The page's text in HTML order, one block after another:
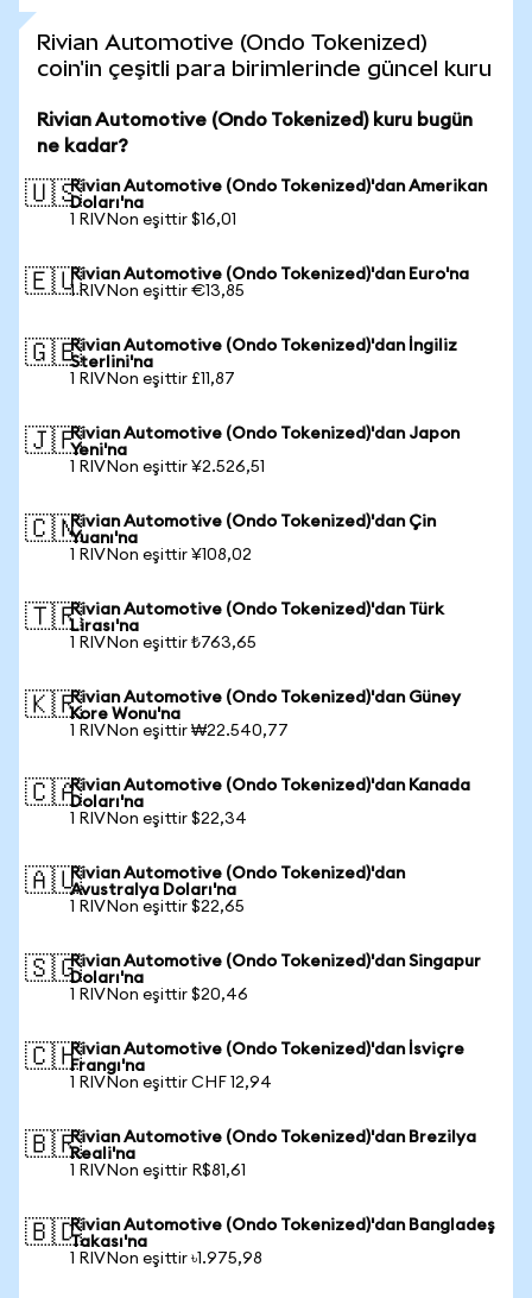
Rivian Automotive (Ondo Tokenized)
coin'in çeşitli para birimlerinde güncel kuru
Rivian Automotive (Ondo Tokenized) kuru bugün
ne kadar?
🇺🇸Rivian Automotive (Ondo Tokenized)'dan Amerikan
Doları'na
1 RIVNon eşittir $16,01
🇪🇺Rivian Automotive (Ondo Tokenized)'dan Euro'na
1 RIVNon eşittir €13,85
🇬🇧Rivian Automotive (Ondo Tokenized)'dan İngiliz
Sterlini'na
1 RIVNon eşittir £11,87
🇯🇵Rivian Automotive (Ondo Tokenized)'dan Japon
Yeni'na
1 RIVNon eşittir ¥2.526,51
🇨🇳Rivian Automotive (Ondo Tokenized)'dan Çin
Yuanı'na
1 RIVNon eşittir ¥108,02
🇹🇷Rivian Automotive (Ondo Tokenized)'dan Türk
Lirası'na
1 RIVNon eşittir ₺763,65
🇰🇷Rivian Automotive (Ondo Tokenized)'dan Güney
Kore Wonu'na
1 RIVNon eşittir ₩22.540,77
🇨🇦Rivian Automotive (Ondo Tokenized)'dan Kanada
Doları'na
1 RIVNon eşittir $22,34
🇦🇺Rivian Automotive (Ondo Tokenized)'dan
Avustralya Doları'na
1 RIVNon eşittir $22,65
🇸🇬Rivian Automotive (Ondo Tokenized)'dan Singapur
Doları'na
1 RIVNon eşittir $20,46
🇨🇭Rivian Automotive (Ondo Tokenized)'dan İsviçre
Frangı'na
1 RIVNon eşittir CHF 12,94
🇧🇷Rivian Automotive (Ondo Tokenized)'dan Brezilya
Reali'na
1 RIVNon eşittir R$81,61
🇧🇩Rivian Automotive (Ondo Tokenized)'dan Bangladeş
Takası'na
1 RIVNon eşittir ৳1.975,98